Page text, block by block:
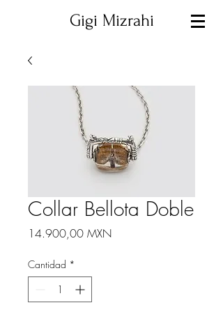
Gigi Mizrahi
Collar Bellota Doble
14.900,00 MXNPrecio
Cantidad *